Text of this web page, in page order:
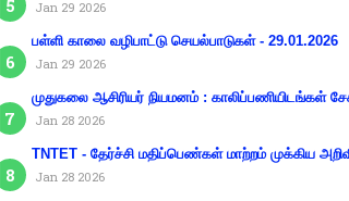
Jan 29 2026
பள்ளி காலை வழிபாட்டு செயல்பாடுகள் - 29.01.2026
Jan 29 2026
முதுகலை ஆசிரியர் நியமனம் : காலிப்பணியிடங்கள்
Jan 28 2026
TNTET - தேர்ச்சி மதிப்பெண்கள் மாற்றம் முக்கிய
Jan 28 2026